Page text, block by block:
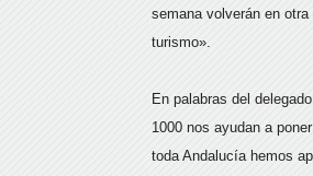
semana volverán en
turismo».
En palabras del
1000 nos ayudan a
toda Andalucía hemos